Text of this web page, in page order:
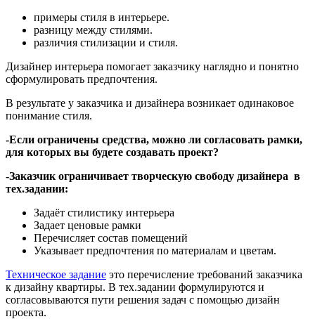
примеры стиля в интерьере.
разницу между стилями.
различия стилизации и стиля.
Дизайнер интерьера помогает заказчику наглядно и понятно
сформулировать предпочтения.
В результате у заказчика и дизайнера возникает одинаковое
понимание стиля.
-Если ограничены средства, можно ли согласовать рамки,
для которых вы будете создавать проект?
-Заказчик ограничивает творческую свободу дизайнера в
тех.задании:
Задаёт стилистику интерьера
Задает ценовые рамки
Перечисляет состав помещений
Указывает предпочтения по материалам и цветам.
Техническое задание это перечисление требований заказчика
к дизайну квартиры. В тех.задании формулируются и
согласовываются пути решения задач с помощью дизайн
проекта.